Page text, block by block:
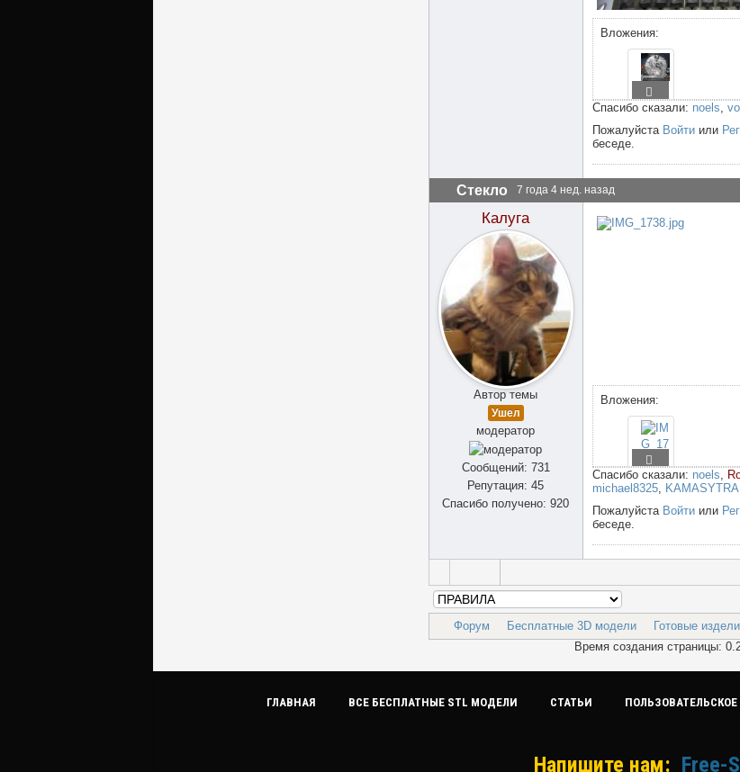
Вложения:
Спасибо сказали: noels
Пожалуйста Войтиили
беседе.
Стекло 7 года 4 нед. назад
Калуга
Автор темы
Ушел
модератор
Сообщений: 731
Репутация: 45
Спасибо получено: 920
Вложения:
Спасибо сказали: noels
michael8325, KAMASYTRA
Пожалуйста Войтиили
беседе.
Форум Бесплатные 3D модели Готовые
Время создания страницы:
ГЛАВНАЯ ВСЕ БЕСПЛАТНЫЕ STL МОДЕЛИ СТАТЬИ
Напишите нам: Free-